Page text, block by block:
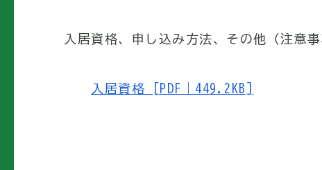
入居資格、申し込み方法、その他（注意
入居資格 [PDF｜449.2KB]